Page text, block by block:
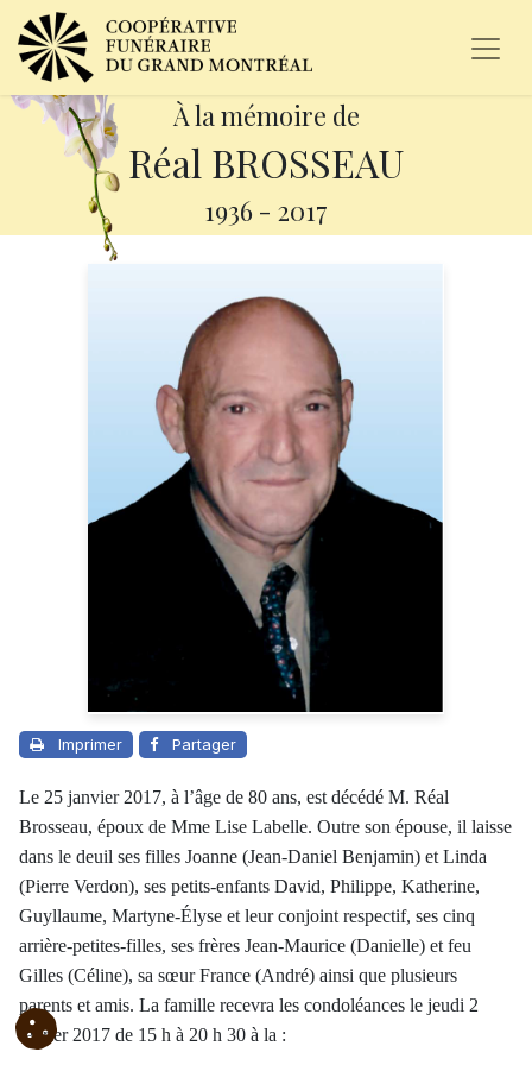
À la mémoire de
Réal BROSSEAU
1936 - 2017
Imprimer Partager
Le 25 janvier 2017, à l’âge de 80 ans, est décédé M. Réal
Brosseau, époux de Mme Lise Labelle. Outre son épouse, il laisse
dans le deuil ses filles Joanne (Jean-Daniel Benjamin) et Linda
(Pierre Verdon), ses petits-enfants David, Philippe, Katherine,
Guyllaume, Martyne-Élyse et leur conjoint respectif, ses cinq
arrière-petites-filles, ses frères Jean-Maurice (Danielle) et feu
Gilles (Céline), sa sœur France (André) ainsi que plusieurs
parents et amis. La famille recevra les condoléances le jeudi 2
février 2017 de 15 h à 20 h 30 à la :